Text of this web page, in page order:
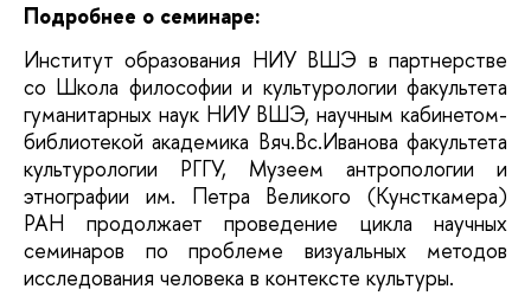
Подробнее о семинаре:
Институт образования НИУ ВШЭ в партнерстве
со Школа философии и культурологии факультета
гуманитарных наук НИУ ВШЭ, научным кабинетом-
библиотекой академика Вяч.Вс.Иванова факультета
культурологии РГГУ, Музеем антропологии и
этнографии им. Петра Великого (Кунсткамера)
РАН продолжает проведение цикла научных
семинаров по проблеме визуальных методов
исследования человека в контексте культуры.